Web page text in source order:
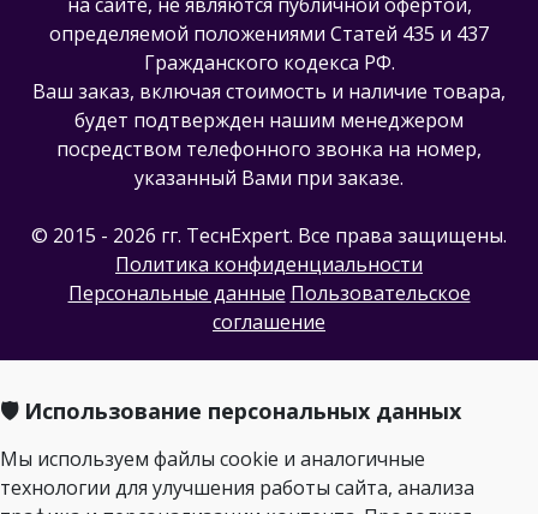
определяемой положениями Статей 435 и 437
Гражданского кодекса РФ.
Ваш заказ, включая стоимость и наличие товара,
будет подтвержден нашим менеджером
посредством телефонного звонка на номер,
указанный Вами при заказе.
© 2015 - 2026 гг. ТеcнExpert. Все права защищены.
Политика конфиденциальности
Персональные данные Пользовательское
соглашение
🛡️ Использование персональных данных
Мы используем файлы cookie и аналогичные
технологии для улучшения работы сайта, анализа